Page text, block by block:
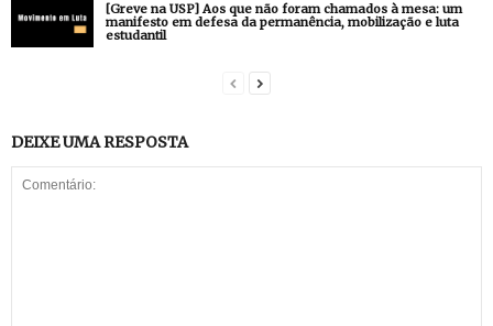
[Greve na USP] Aos que não foram chamados à mesa: um
manifesto em defesa da permanência, mobilização e luta
estudantil
DEIXE UMA RESPOSTA